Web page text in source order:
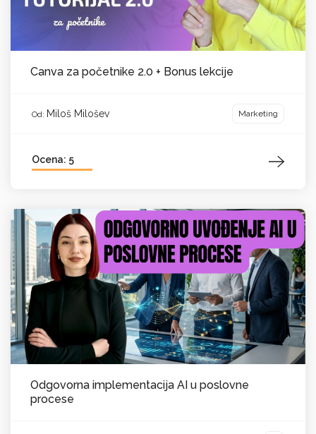
Canva za početnike 2.0 + Bonus lekcije
Od: Miloš Milošev Marketing
Ocena: 5
Odgovorna implementacija AI u poslovne
procese